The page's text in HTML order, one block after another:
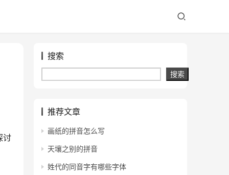
讨
搜索
搜索
推荐文章
画纸的拼音怎么写
天壤之别的拼音
姓代的同音字有哪些字体